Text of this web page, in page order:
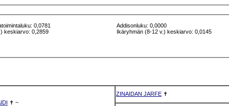
0,0781
keskiarvo: 0,2859
Addisonluku: 0,0000
Ikäryhmän (8-12 v.) keskiarvo: 0,0145
✝ ~
ZINAIDAN JARFE ✝